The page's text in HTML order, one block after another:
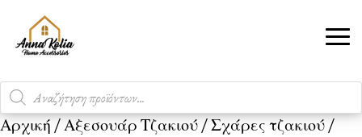
Products
search
Αρχική /Αξεσουάρ Τζακιού/Σχάρες τζακιού/